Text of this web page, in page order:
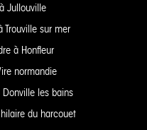
Jullouville
Trouville sur mer
à Honfleur
normandie
les bains
du harcouet